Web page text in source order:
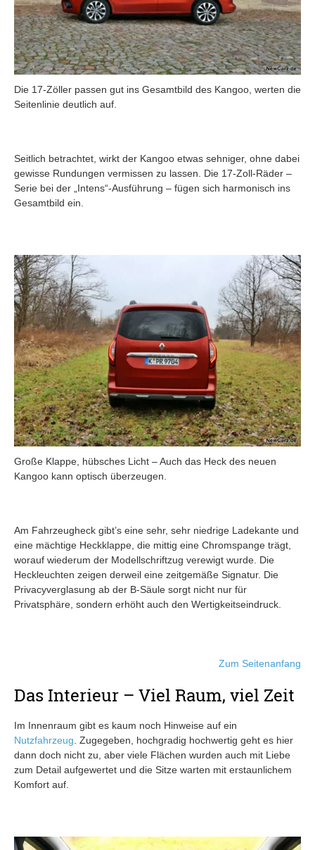
Die 17-Zöller passen gut ins Gesamtbild des Kangoo, werten die
Seitenlinie deutlich auf.
Seitlich betrachtet, wirkt der Kangoo etwas sehniger, ohne dabei
gewisse Rundungen vermissen zu lassen. Die 17-Zoll-Räder –
Serie bei der „Intens“-Ausführung – fügen sich harmonisch ins
Gesamtbild ein.
Große Klappe, hübsches Licht – Auch das Heck des neuen
Kangoo kann optisch überzeugen.
Am Fahrzeugheck gibt’s eine sehr, sehr niedrige Ladekante und
eine mächtige Heckklappe, die mittig eine Chromspange trägt,
worauf wiederum der Modellschriftzug verewigt wurde. Die
Heckleuchten zeigen derweil eine zeitgemäße Signatur. Die
Privacyverglasung ab der B-Säule sorgt nicht nur für
Privatsphäre, sondern erhöht auch den Wertigkeitseindruck.
Zum Seitenanfang
Das Interieur – Viel Raum, viel Zeit
Im Innenraum gibt es kaum noch Hinweise auf ein
Nutzfahrzeug . Zugegeben, hochgradig hochwertig geht es hier
dann doch nicht zu, aber viele Flächen wurden auch mit Liebe
zum Detail aufgewertet und die Sitze warten mit erstaunlichem
Komfort auf.